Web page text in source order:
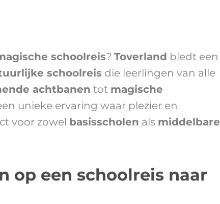
schoolreis? Toverland biedt een
schoolreis die leerlingen van alle
achtbanen tot magische
unieke ervaring waar plezier en
voor zowel basisscholen als middelbare
op een schoolreis naar